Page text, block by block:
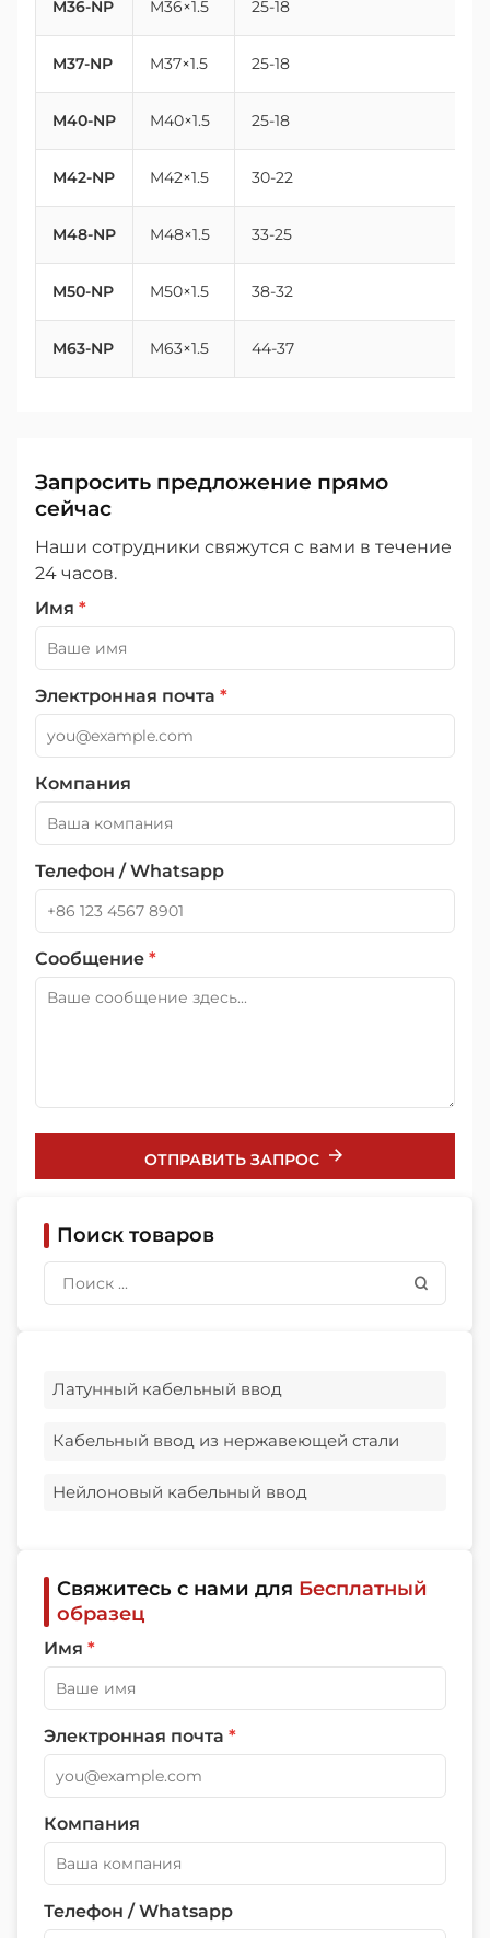
M36-NP M36×1.5 25-18
M37-NP M37×1.5 25-18
M40-NP M40×1.5 25-18
M42-NP M42×1.5 30-22
M48-NP M48×1.5 33-25
M50-NP M50×1.5 38-32
M63-NP M63×1.5 44-37
Запросить предложение прямо
сейчас
Наши сотрудники свяжутся с вами в течение
24 часов.
Имя *
Электронная почта *
Компания
Телефон / Whatsapp
Сообщение *
ОТПРАВИТЬ ЗАПРОС
Поиск товаров
Латунный кабельный ввод
Кабельный ввод из нержавеющей стали
Нейлоновый кабельный ввод
Свяжитесь с нами для Бесплатный
образец
Имя *
Электронная почта *
Компания
Телефон / Whatsapp